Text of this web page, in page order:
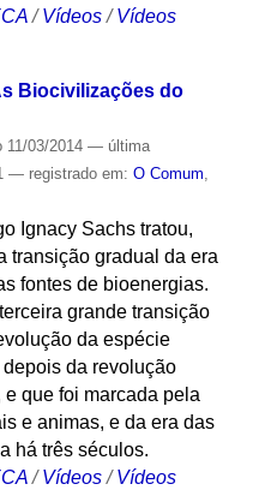
/Vídeos /Vídeos
Biocivilizações do
11/03/2014 — última
— registrado em: O Comum
Ignacy Sachs tratou,
transição gradual da era
fontes de bioenergias.
grande transição
da espécie
da revolução
que foi marcada pela
e animas, e da era das
há três séculos.
/Vídeos /Vídeos